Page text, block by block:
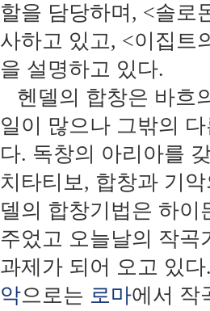
할을 담당하며, <솔로
사하고 있고, <이집트
을 설명하고 있다.
헨델의 합창은 바흐
일이 많으나 그밖의
다. 독창의 아리아를
치타티보, 합창과 기
델의 합창기법은 하이
주었고 오늘날의 작곡
과제가 되어 오고 있
악으로는 로마에서 작